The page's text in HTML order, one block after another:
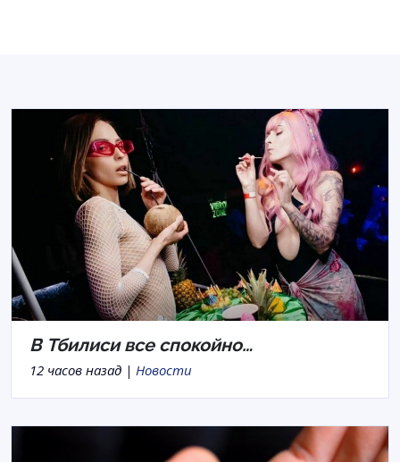
В Тбилиси все спокойно…
12 часов назад | Новости